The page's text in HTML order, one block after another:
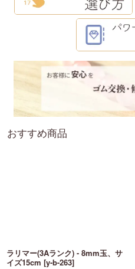
おすすめ商品
ラリマー(3Aランク) - 8mm玉、サ
イズ15cm [y-b-263]